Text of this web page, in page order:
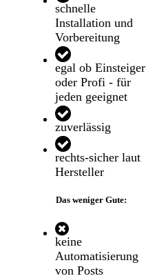
schnelle
Installation und
Vorbereitung
egal ob Einsteiger
oder Profi - für
jeden geeignet
zuverlässig
rechts-sicher laut
Hersteller
Das weniger Gute:
keine
Automatisierung
von Posts